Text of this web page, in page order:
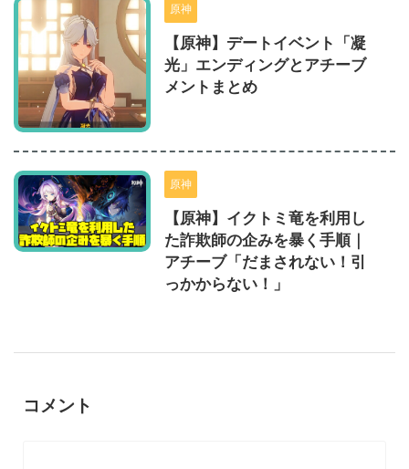
原神
【原神】デートイベント「凝
光」エンディングとアチーブ
メントまとめ
原神
【原神】イクトミ竜を利用し
た詐欺師の企みを暴く手順｜
アチーブ「だまされない！引
っかからない！」
コメント